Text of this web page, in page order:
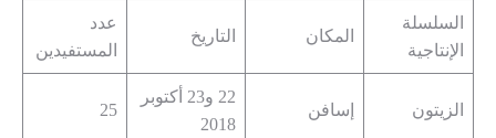
السلسلة
الإنتاجية
المكان التاريخ
عدد
المستفيدين
الزيتون إسافن
22 و23 أكتوبر
2018
25